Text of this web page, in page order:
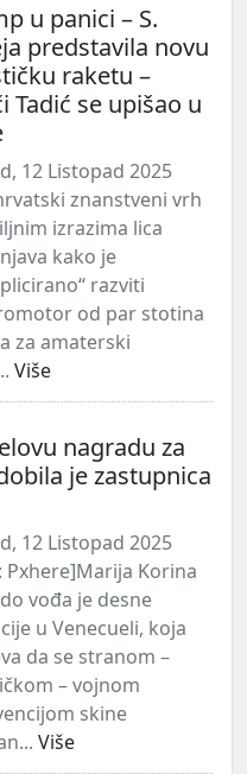
u panici – S.
predstavila novu
raketu –
Tadić se upišao u
12 Listopad 2025
znanstveni vrh
izrazima lica
kako je
razviti
od par stotina
za amaterski
Više
nagradu za
je zastupnica
12 Listopad 2025
Pxhere]Marija Korina
vođa je desne
u Venecueli, koja
da se stranom –
– vojnom
skine
Više